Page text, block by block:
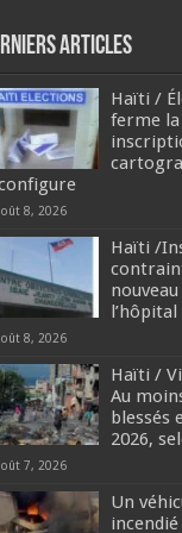
articles
Haïti /
ferme
8, 2026
Haïti /
8, 2026
Haïti /
Au
blessés
2026,
7, 2026
Un